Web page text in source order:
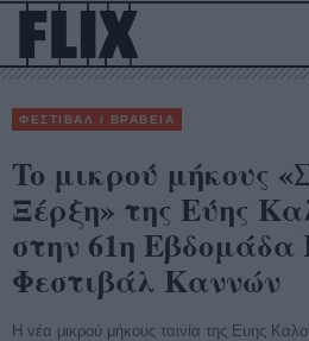
ΦΕΣΤΙΒΑΛ / ΒΡΑΒΕΙΑ
To μικρού μήκους
Ξέρξη» της Εύης
στην 61η Εβδομάδα
Φεστιβάλ Kαννών
H νέα μικρού μήκους ταινία της Ευης